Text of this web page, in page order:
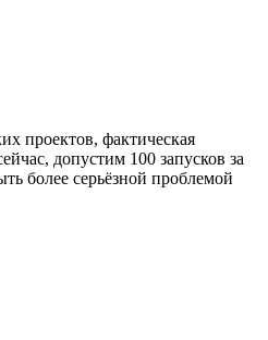
проектов, фактическая
допустим 100 запусков за
более серьёзной проблемой